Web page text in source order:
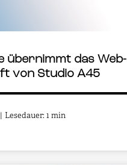
übernimmt das Web-
von Studio A45
| Lesedauer: 1 min